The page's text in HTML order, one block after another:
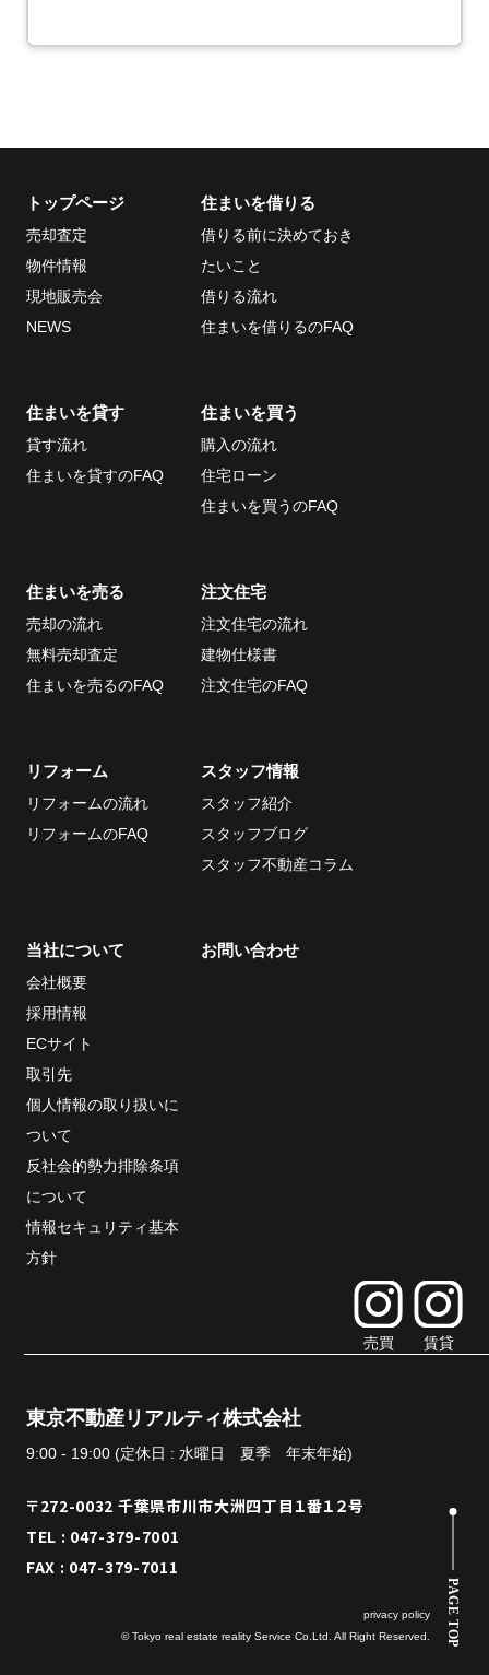
トップページ
売却査定
物件情報
現地販売会
NEWS
住まいを借りる
借りる前に決めておき
たいこと
借りる流れ
住まいを借りるのFAQ
住まいを貸す
貸す流れ
住まいを貸すのFAQ
住まいを買う
購入の流れ
住宅ローン
住まいを買うのFAQ
住まいを売る
売却の流れ
無料売却査定
住まいを売るのFAQ
注文住宅
注文住宅の流れ
建物仕様書
注文住宅のFAQ
リフォーム
リフォームの流れ
リフォームのFAQ
スタッフ情報
スタッフ紹介
スタッフブログ
スタッフ不動産コラム
当社について
会社概要
採用情報
ECサイト
取引先
個人情報の取り扱いに
ついて
反社会的勢力排除条項
について
情報セキュリティ基本
方針
お問い合わせ
売買 賃貸
東京不動産リアルティ株式会社
9:00 - 19:00 (定休日 : 水曜日 夏季 年末年始)
〒272-0032 千葉県市川市大洲四丁目１番１２号
TEL : 047-379-7001
FAX : 047-379-7011
privacy policy
© Tokyo real estate reality Service Co.Ltd. All Right Reserved.
PAGE TOP